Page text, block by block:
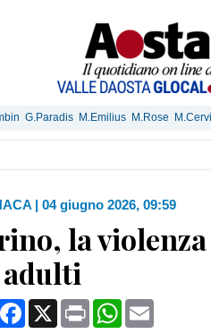
G.Paradis M.Emilius M.Rose
| 04 giugno 2026, 09:59
la
Facebook
X Print WhatsApp